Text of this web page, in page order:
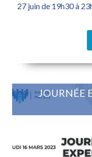
27 juin de 19h30 à
JOURNÉE